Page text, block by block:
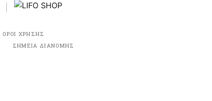
ΟΡΟΙ ΧΡΗΣΗΣ
ΣΗΜΕΙΑ ΔΙΑΝΟΜΗΣ